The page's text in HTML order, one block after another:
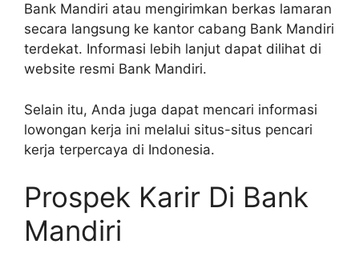
Bank Mandiri atau mengirimkan berkas lamaran
secara langsung ke kantor cabang Bank Mandiri
terdekat. Informasi lebih lanjut dapat dilihat di
website resmi Bank Mandiri.
Selain itu, Anda juga dapat mencari informasi
lowongan kerja ini melalui situs-situs pencari
kerja terpercaya di Indonesia.
Prospek Karir Di Bank
Mandiri